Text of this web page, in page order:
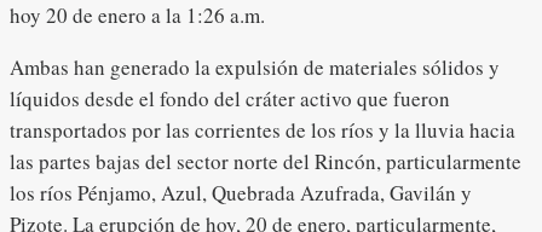
hoy 20 de enero a la 1:26 a.m.
Ambas han generado la expulsión de materiales sólidos y
líquidos desde el fondo del cráter activo que fueron
transportados por las corrientes de los ríos y la lluvia hacia
las partes bajas del sector norte del Rincón, particularmente
los ríos Pénjamo, Azul, Quebrada Azufrada, Gavilán y
Pizote. La erupción de hoy, 20 de enero, particularmente,